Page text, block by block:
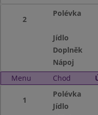
2
Polévka
Jídlo
Doplněk
Nápoj
Menu
Chod
1
Polévka
Jídlo